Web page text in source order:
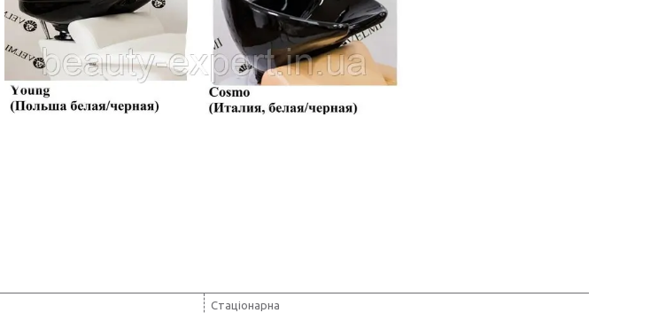
Стаціонарна